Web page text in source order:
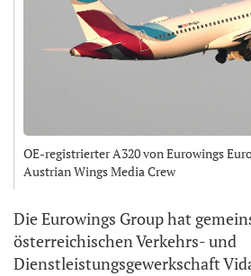
OE-registrierter A320 von Eurowings
Austrian Wings Media Crew
Die Eurowings Group hat
österreichischen Verkehrs- und
Dienstleistungsgewerkschaft